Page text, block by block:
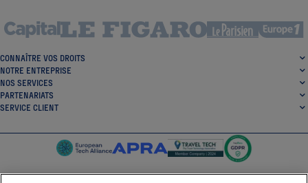
CONNAÎTRE VOS DROITS
NOTRE ENTREPRISE
NOS SERVICES
PARTENARIATS
SERVICE CLIENT